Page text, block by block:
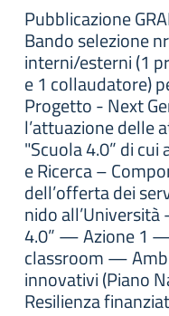
Pubblicazione
Bando selezione
interni/esterni (1
e 1 collaudatore)
Progetto - Next
l’attuazione delle
"Scuola 4.0” di
e Ricerca –
dell’offerta dei
nido
4.0” — Azione 1
classroom —
innovativi (Piano
Resilienza